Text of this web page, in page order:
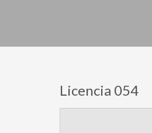
Licencia 054